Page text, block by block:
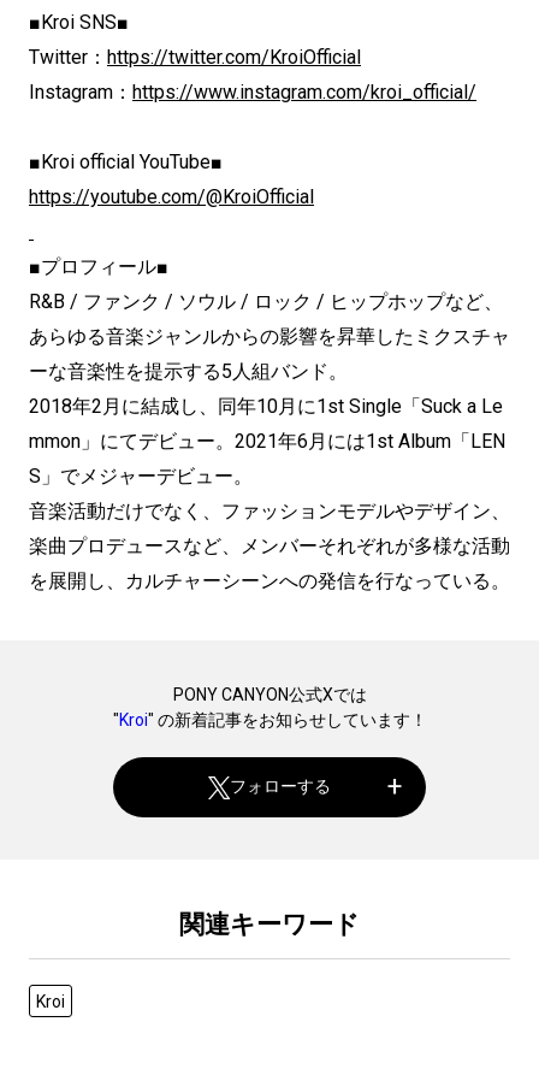
■Kroi SNS■
Twitter： https://twitter.com/KroiOfficial
Instagram： https://www.instagram.com/kroi_official/
■Kroi official YouTube■
https://youtube.com/@KroiOfficial
■プロフィール■
R&B / ファンク / ソウル / ロック / ヒップホップなど、
あらゆる音楽ジャンルからの影響を昇華したミクスチャ
ーな音楽性を提示する5人組バンド。
2018年2月に結成し、同年10月に1st Single「Suck a Le
mmon」にてデビュー。2021年6月には1st Album「LEN
S」でメジャーデビュー。
音楽活動だけでなく、ファッションモデルやデザイン、
楽曲プロデュースなど、メンバーそれぞれが多様な活動
を展開し、カルチャーシーンへの発信を行なっている。
PONY CANYON公式Xでは
"Kroi" の新着記事をお知らせしています！
フォローする
関連キーワード
Kroi